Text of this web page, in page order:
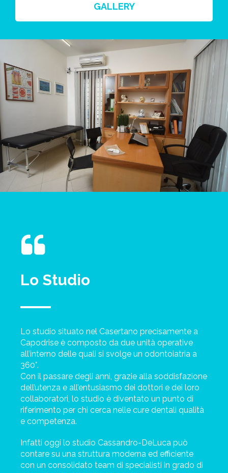
GALLERY
Lo Studio
Lo studio situato nel Casertano precisamente a
Capodrise è composto da due unità operative
all’interno delle quali si svolge un odontoiatria a
360°.
Con il passare degli anni, grazie alla soddisfazione
dell’utenza e all’entusiasmo dei dottori e dei loro
collaboratori, lo studio è diventato un punto di
riferimento per chi cerca nelle cure dentali qualità
e competenza.
Infatti oggi lo studio Cassandro-DeLuca può
contare su una struttura moderna ed efficiente
con un consolidato team di specialisti in grado di